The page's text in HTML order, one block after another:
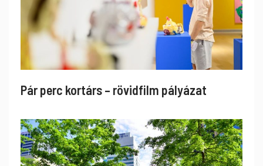
Pár perc kortárs – rövidfilm pályázat